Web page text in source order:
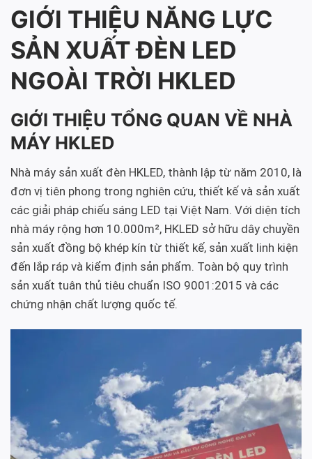
GIỚI THIỆU NĂNG LỰC
SẢN XUẤT ĐÈN LED
NGOÀI TRỜI HKLED
GIỚI THIỆU TỔNG QUAN VỀ NHÀ
MÁY HKLED
Nhà máy sản xuất đèn HKLED, thành lập từ năm 2010, là
đơn vị tiên phong trong nghiên cứu, thiết kế và sản xuất
các giải pháp chiếu sáng LED tại Việt Nam. Với diện tích
nhà máy rộng hơn 10.000m², HKLED sở hữu dây chuyền
sản xuất đồng bộ khép kín từ thiết kế, sản xuất linh kiện
đến lắp ráp và kiểm định sản phẩm. Toàn bộ quy trình
sản xuất tuân thủ tiêu chuẩn ISO 9001:2015 và các
chứng nhận chất lượng quốc tế.